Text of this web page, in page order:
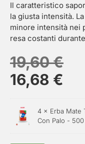
Il caratteristico
la giusta intensità.
minore intensità nei
resa costanti
19,60€
16,68 €
4 × Erba Mate
Con Palo - 500